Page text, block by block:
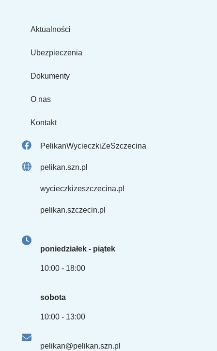
Aktualności
Ubezpieczenia
Dokumenty
O nas
Kontakt
PelikanWycieczkiZeSzczecina
pelikan.szn.pl
wycieczkizeszczecina.pl
pelikan.szczecin.pl
poniedziałek - piątek
10:00 - 18:00
sobota
10:00 - 13:00
pelikan@pelikan.szn.pl